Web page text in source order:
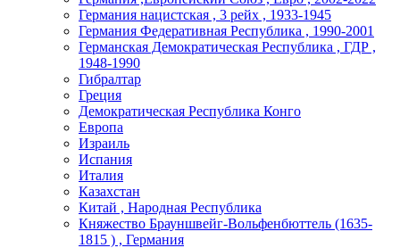
Германия нацистская , 3 рейх , 1933-1945
Германия Федеративная Республика , 1990-2001
Германская Демократическая Республика , ГДР ,
1948-1990
Гибралтар
Греция
Демократическая Республика Конго
Европа
Израиль
Испания
Италия
Казахстан
Китай , Народная Республика
Княжество Брауншвейг-Вольфенбюттель (1635-
1815 ) , Германия